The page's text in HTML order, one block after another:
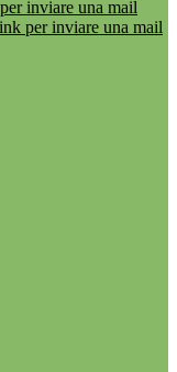
inviare una mail
per inviare una mail